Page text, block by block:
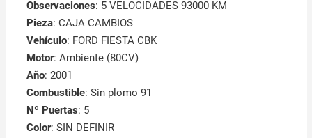
Observaciones: 5 VELOCIDADES 93000 KM
Pieza: CAJA CAMBIOS
Vehículo: FORD FIESTA CBK
Motor: Ambiente (80CV)
Año: 2001
Combustible: Sin plomo 91
Nº Puertas: 5
Color: SIN DEFINIR